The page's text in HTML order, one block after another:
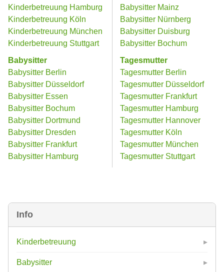
Info
Kinderbetreuung
Babysitter
Kinderbetreuung Hamburg
Kinderbetreuung Köln
Kinderbetreuung München
Kinderbetreuung Stuttgart
Babysitter
Babysitter Berlin
Babysitter Düsseldorf
Babysitter Essen
Babysitter Bochum
Babysitter Dortmund
Babysitter Dresden
Babysitter Frankfurt
Babysitter Hamburg
Babysitter Mainz
Babysitter Nürnberg
Babysitter Duisburg
Babysitter Bochum
Tagesmutter
Tagesmutter Berlin
Tagesmutter Düsseldorf
Tagesmutter Frankfurt
Tagesmutter Hamburg
Tagesmutter Hannover
Tagesmutter Köln
Tagesmutter München
Tagesmutter Stuttgart